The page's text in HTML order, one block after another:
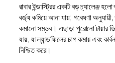
রাবার ইন্ডাস্ট্রির একটি বড় চ্যালেঞ্জ
বর্জ্য কমিয়ে আনা যায়; গবেষণা
কমানো সম্ভব। এছাড়া পুরোনো টায়ার
যায়, যা ল্যান্ডফিলের চাপ কমায় এবং
নিশ্চিত করে।